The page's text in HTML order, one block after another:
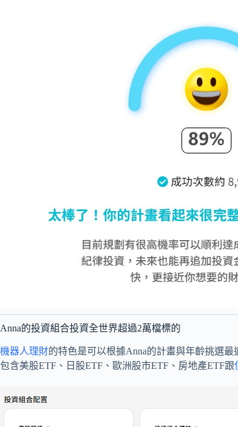
Anna的投資組合投資全世界超過2萬檔標的
機器人理財的特色是可以根據Anna的計畫與年齡挑選最
包含美股ETF、日股ETF、歐洲股市ETF、房地產ETF跟